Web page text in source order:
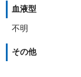
血液型
不明
その他